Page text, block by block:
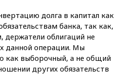
долга в капитал как
банка, так как,
облигаций не
данной операции. Мы
как выборочный, а не общий
других обязательств